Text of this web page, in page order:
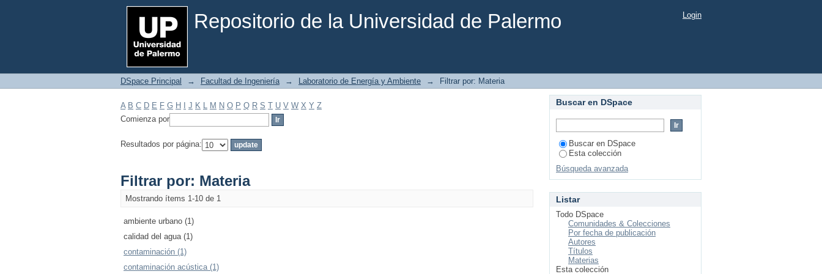
Repositorio de la Universidad de Palermo
Filtrar por: Materia Login
DSpace Principal → Facultad de Ingeniería → Laboratorio de Energía y Ambiente → Filtrar por: Materia
A B C D E F G H J K L M N O P Q R S T U V W X Y Z
Comienza por
Resultados por página:
Filtrar por: Materia
Mostrando ítems 1-10 de 1
ambiente urbano (1)
calidad del agua (1)
contaminación (1)
contaminación acústica (1)
Buscar en DSpace
Buscar en DSpace
Esta colección
Búsqueda avanzada
Listar
Todo DSpace
Comunidades & Colecciones
Por fecha de publicación
Autores
Títulos
Materias
Esta colección